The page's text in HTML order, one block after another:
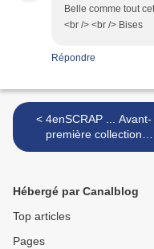
Belle comme tout
<br /> <br /> Bises
Répondre
< 4enSCRAP ... Avant-
première collection
"Printemps 2020" ... Jour
Hébergé par Canalblog
Top articles
Pages